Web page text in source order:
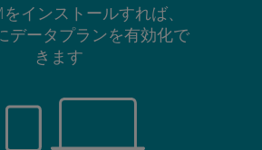
インストールすれば、
データプランを有効化で
きます